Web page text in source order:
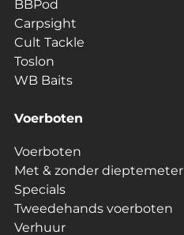
BBPod
Carpsight
Cult Tackle
Toslon
WB Baits
Voerboten
Voerboten
Met & zonder dieptemeter
Specials
Tweedehands voerboten
Verhuur